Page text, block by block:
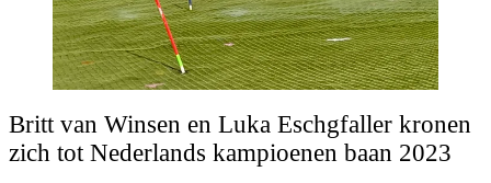
Britt van Winsen en Luka Eschgfaller kronen
zich tot Nederlands kampioenen baan 2023